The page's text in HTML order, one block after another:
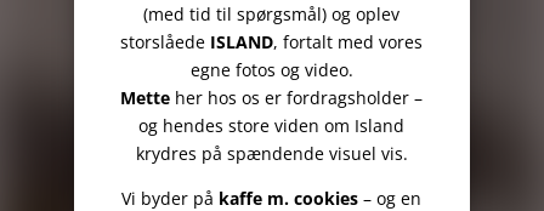
(med tid til spørgsmål) og oplev
storslåede ISLAND, fortalt med vores
egne fotos og video.
Mette her hos os er fordragsholder –
og hendes store viden om Island
krydres på spændende visuel vis.
Vi byder på kaffe m. cookies – og en